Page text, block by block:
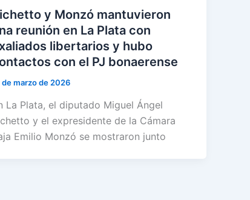
y Monzó mantuvieron
reunión en La Plata con
libertarios y hubo
con el PJ bonaerense
de marzo de 2026
La Plata, el diputado Miguel Ángel
y el expresidente de la Cámara
Emilio Monzó se mostraron junto